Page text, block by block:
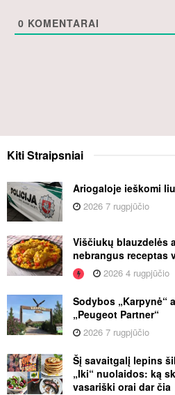
0 KOMENTARAI
KitiStraipsniai
Ariogaloje ieškomi
2026 7 rugpjūčio
Viščiukų blauzdelės
nebrangus receptas
2026 4 rugpjūčio
Sodybos „Karpynė“
„Peugeot Partner“
2026 7 rugpjūčio
Šį savaitgalį lepins
„Iki“ nuolaidos: ką
vasariški orai dar čia